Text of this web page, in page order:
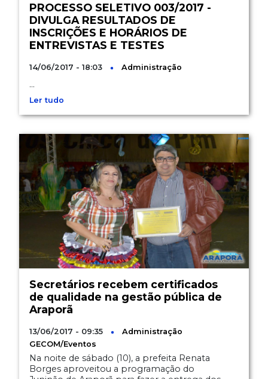
PROCESSO SELETIVO 003/2017 -
DIVULGA RESULTADOS DE
INSCRIÇÕES E HORÁRIOS DE
ENTREVISTAS E TESTES
14/06/2017 - 18:03 Administração
...
Ler tudo
Secretários recebem certificados
de qualidade na gestão pública de
Araporã
13/06/2017 - 09:35
Administração
GECOM/Eventos
Na noite de sábado (10), a prefeita Renata
Borges aproveitou a programação do